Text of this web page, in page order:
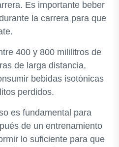
Es importante beber
la carrera para que
400 y 800 mililitros de
de larga distancia,
bebidas isotónicas
perdidos.
es fundamental para
de un entrenamiento
lo suficiente para que